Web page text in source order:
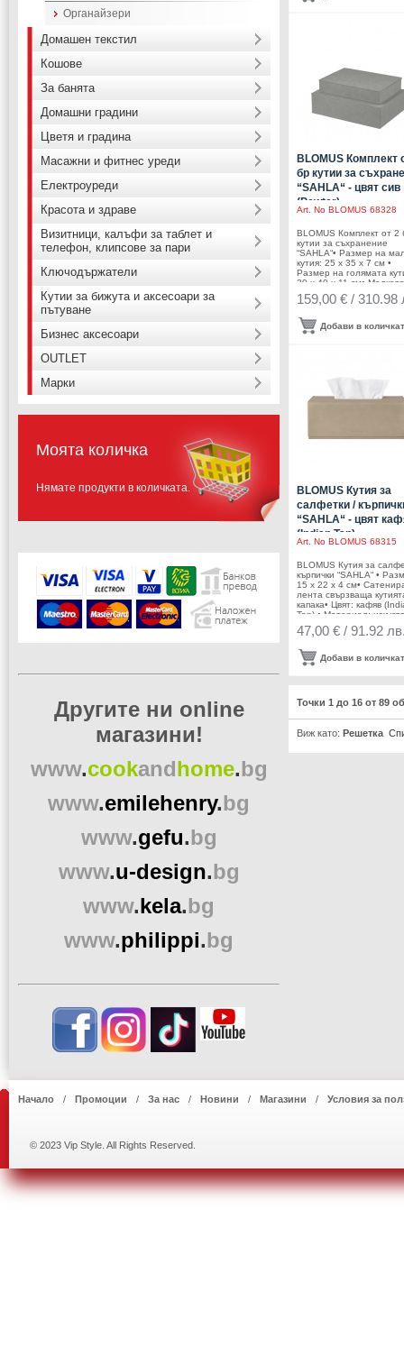
BLOMUS Комплект
бр кутии за
“SAHLA“ - цвят сив
(Pewter)
Art. No BLOMUS 68328
BLOMUS Комплект от 2
кутии за съхранение
“SAHLA“• Размер на
кутия: 25 х 35 х 7 см •
Размер на голямата
30 х 40 х 11 см• Малката
кутия се събира в
Цвят: сив (Pewter) •
Материал: изкуствена
тип велур•
159,00 € / 310.98
Добави в
BLOMUS Кутия за
салфетки /
“SAHLA“ - цвят
(Indian Tan)
Art. No BLOMUS 68315
BLOMUS Кутия за
кърпички “SAHLA“ •
15 х 22 х 4 см•
лента свързваща
капака• Цвят: кафяв
Tan) • Материал:
кожа тип велур•
Производител:
blomus
47,00 € / 91.92
Добави в
Точки 1 до 16 от 89
Виж като: Решетка
Органайзери
Домашен текстил
Кошове
За банята
Домашни градини
Цветя и градина
Масажни и фитнес уреди
Електроуреди
Красота и здраве
Визитници, калъфи за таблет и
телефон, клипсове за пари
Ключодържатели
Кутии за бижута и аксесоари за
пътуване
Бизнес аксесоари
OUTLET
Марки
Моята количка
Нямате продукти в количката.
Другите ни online
магазини!
www.cookandhome.bg
www.emilehenry.bg
www.gefu.bg
www.u-design.bg
www.kela.bg
www.philippi.bg
Начало Промоции За нас Новини Магазини Условия за
© 2023 Vip Style. All Rights Reserved.